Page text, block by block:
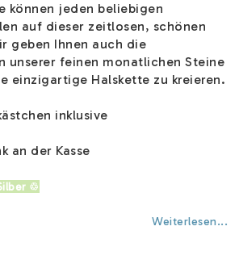
können jeden beliebigen
auf dieser zeitlosen, schönen
geben Ihnen auch die
unserer feinen monatlichen Steine
einzigartige Halskette zu kreieren.
inklusive
an der Kasse
♲
Weiterlesen...